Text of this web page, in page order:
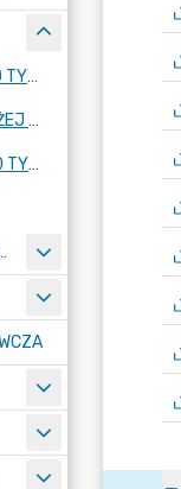
ZAMÓWIENIA PUBLICZNE DO 170 TYS ZŁ
ZAMÓWIENIA PUBLICZNE POWYŻEJ 170 TYS ZŁ
ZAMÓWIENIA PUBLICZNE DO 130 TYS ZŁ
ZAMÓWIEŃ